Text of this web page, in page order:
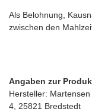
Als Belohnung,
zwischen den
Angaben zur
Hersteller:
4, 25821 Bredstedt